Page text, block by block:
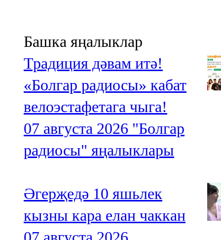
Башка яңалыклар
Традиция дәвам итә!
«Болгар радиосы» кабат
велоэстафетага чыга!
07 августа 2026 "Болгар
радиосы" яңалыклары
Әгерҗедә 10 яшьлек
кызны кара елан чаккан